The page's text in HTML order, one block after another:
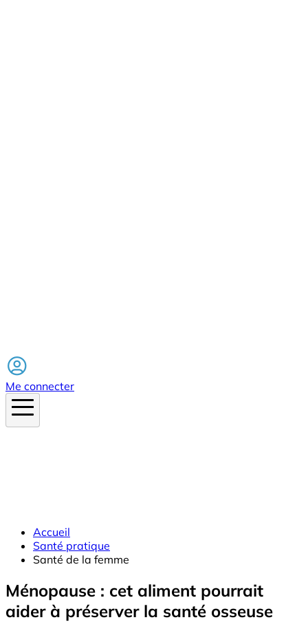
Me connecter
Accueil
Santé pratique
Santé de la femme
Ménopause : cet aliment pourrait
aider à préserver la santé osseuse